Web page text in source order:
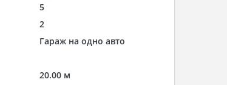
5
2
Гараж на одно авто
20.00 м